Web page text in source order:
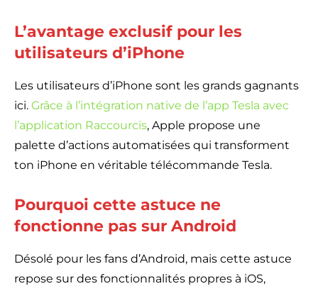
L’avantage exclusif pour les
utilisateurs d’iPhone
Les utilisateurs d’iPhone sont les grands gagnants
ici. Grâce à l’intégration native de l’app Tesla avec
l’application Raccourcis, Apple propose une
palette d’actions automatisées qui transforment
ton iPhone en véritable télécommande Tesla.
Pourquoi cette astuce ne
fonctionne pas sur Android
Désolé pour les fans d’Android, mais cette astuce
repose sur des fonctionnalités propres à iOS,